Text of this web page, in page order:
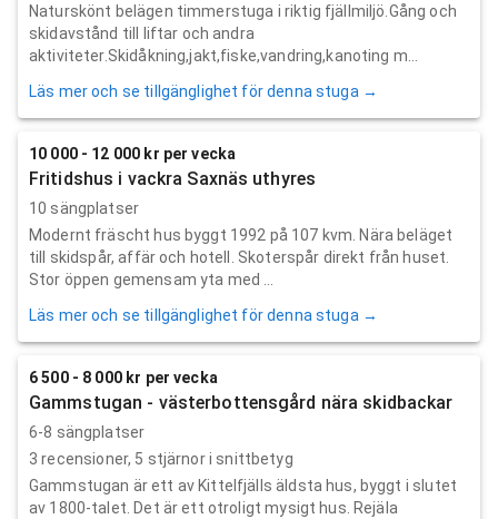
Naturskönt belägen timmerstuga i riktig fjällmiljö.Gång och
skidavstånd till liftar och andra
aktiviteter.Skidåkning,jakt,fiske,vandring,kanoting m...
Läs mer och se tillgänglighet för denna stuga →
10 000 - 12 000 kr per vecka
Fritidshus i vackra Saxnäs uthyres
10 sängplatser
Modernt fräscht hus byggt 1992 på 107 kvm. Nära beläget
till skidspår, affär och hotell. Skoterspår direkt från huset.
Stor öppen gemensam yta med ...
Läs mer och se tillgänglighet för denna stuga →
6 500 - 8 000 kr per vecka
Gammstugan - västerbottensgård nära skidbackar
6-8 sängplatser
3 recensioner, 5 stjärnor i snittbetyg
Gammstugan är ett av Kittelfjälls äldsta hus, byggt i slutet
av 1800-talet. Det är ett otroligt mysigt hus. Rejäla